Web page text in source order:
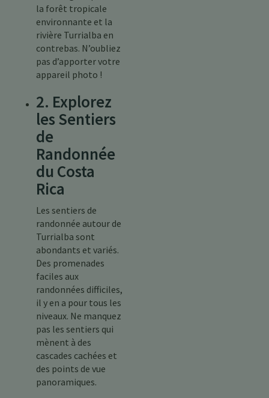
la forêt tropicale
environnante et la
rivière Turrialba en
contrebas. N’oubliez
pas d’apporter votre
appareil photo !
2. Explorez
les Sentiers
de
Randonnée
du Costa
Rica
Les sentiers de
randonnée autour de
Turrialba sont
abondants et variés.
Des promenades
faciles aux
randonnées difficiles,
il y en a pour tous les
niveaux. Ne manquez
pas les sentiers qui
mènent à des
cascades cachées et
des points de vue
panoramiques.